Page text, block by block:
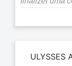
ULYSSES